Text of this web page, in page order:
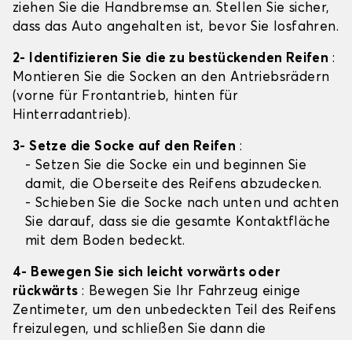
ziehen Sie die Handbremse an. Stellen Sie sicher,
dass das Auto angehalten ist, bevor Sie losfahren.
2- Identifizieren Sie die zu bestückenden Reifen :
Montieren Sie die Socken an den Antriebsrädern
(vorne für Frontantrieb, hinten für
Hinterradantrieb).
3- Setze die Socke auf den Reifen :
- Setzen Sie die Socke ein und beginnen Sie
damit, die Oberseite des Reifens abzudecken.
- Schieben Sie die Socke nach unten und achten
Sie darauf, dass sie die gesamte Kontaktfläche
mit dem Boden bedeckt.
4- Bewegen Sie sich leicht vorwärts oder
rückwärts: Bewegen Sie Ihr Fahrzeug einige
Zentimeter, um den unbedeckten Teil des Reifens
freizulegen, und schließen Sie dann die